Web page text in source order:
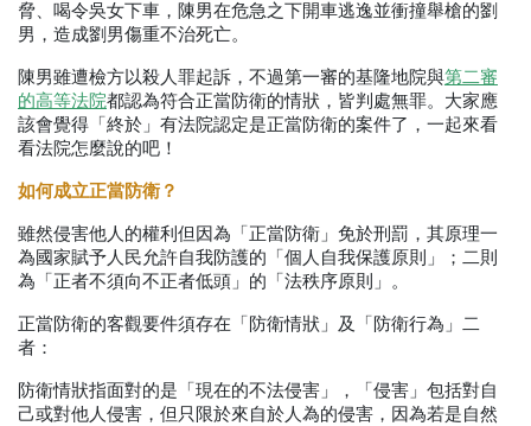
脅、喝令吳女下車，陳男在危急之下開車逃逸並衝撞舉槍的劉
男，造成劉男傷重不治死亡。
陳男雖遭檢方以殺人罪起訴，不過第一審的基隆地院與第二審
的高等法院都認為符合正當防衛的情狀，皆判處無罪。大家應
該會覺得「終於」有法院認定是正當防衛的案件了，一起來看
看法院怎麼說的吧！
如何成立正當防衛？
雖然侵害他人的權利但因為「正當防衛」免於刑罰，其原理一
為國家賦予人民允許自我防護的「個人自我保護原則」；二則
為「正者不須向不正者低頭」的「法秩序原則」。
正當防衛的客觀要件須存在「防衛情狀」及「防衛行為」二
者：
防衛情狀指面對的是「現在的不法侵害」，「 侵害」包括對自
己或對他人侵害，但只限於來自於人為的侵害，因為若是自然